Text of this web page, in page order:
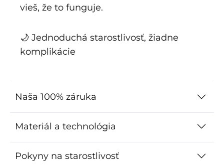
vieš, že to funguje.
🌙 Jednoduchá starostlivosť, žiadne
komplikácie
Naša 100% záruka
Materiál a technológia
Pokyny na starostlivosť